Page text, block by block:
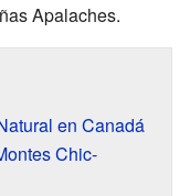
Apalaches.
en Canadá
Chic-